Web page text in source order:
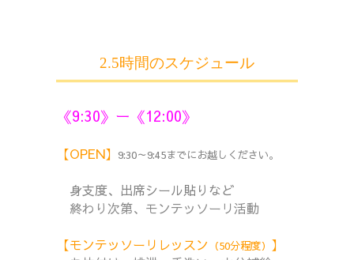
2.5時間のスケジュール
《9:30》ー《12:00》
【OPEN】 9:30～9:45までにお越しください。
身支度、出席シール貼りなど
終わり次第、モンテッソーリ活動
【モンテッソーリレッスン （50分程度） 】